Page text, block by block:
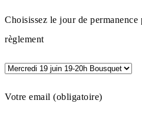
Choisissez le jour de
règlement
Votre email (obligatoire)